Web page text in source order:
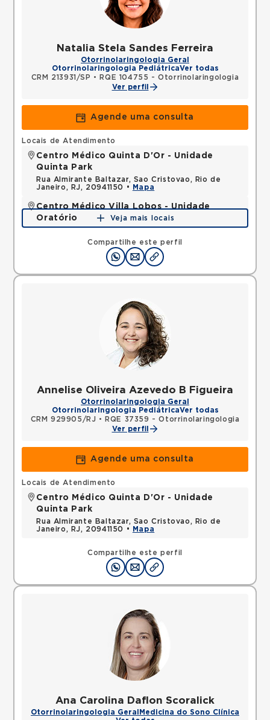
Natalia Stela Sandes Ferreira
Otorrinolaringologia Geral
Otorrinolaringologia PediátricaVer todas
CRM 213931/SP •
RQE 104755 - Otorrinolaringologia
Ver perfil
Agende uma consulta
Compartilhe este perfil
Locais de Atendimento
Centro Médico Quinta D'Or - Unidade
Quinta Park
Rua Almirante Baltazar, Sao Cristovao, Rio de
Janeiro, RJ, 20941150 •
Mapa
Centro Médico Villa Lobos - Unidade
Oratório
Rua do Oratorio, Mooca, Sao Paulo, SP, 03117000 •
Veja mais locais
Annelise Oliveira Azevedo B Figueira
Otorrinolaringologia Geral
Otorrinolaringologia PediátricaVer todas
CRM 929905/RJ •
RQE 37359 - Otorrinolaringologia
Ver perfil
Agende uma consulta
Compartilhe este perfil
Locais de Atendimento
Centro Médico Quinta D'Or - Unidade
Quinta Park
Rua Almirante Baltazar, Sao Cristovao, Rio de
Janeiro, RJ, 20941150 •
Mapa
Ana Carolina Daflon Scoralick
Otorrinolaringologia Geral Medicina do Sono Clínica